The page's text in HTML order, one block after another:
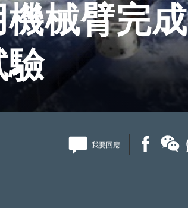
械臂完成
驗
我要回應